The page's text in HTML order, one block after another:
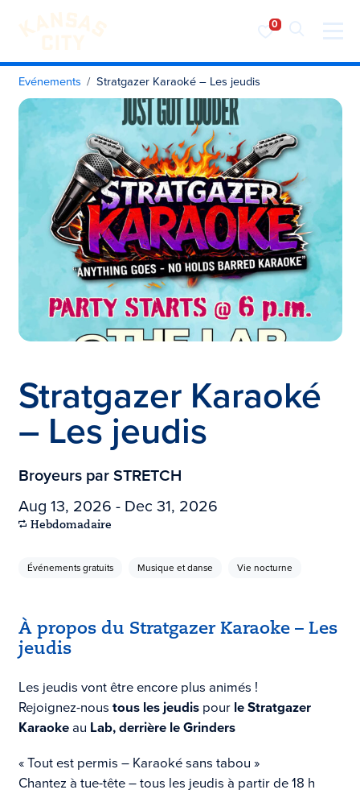
Visiter KC
Skip to content
Evénements Stratgazer Karaoké – Les jeudis
Stratgazer Karaoké
– Les jeudis
Broyeurs par STRETCH
Aug 13, 2026 - Dec 31, 2026
Hebdomadaire
Événements gratuits Musique et danse Vie nocturne
À propos du Stratgazer Karaoke – Les
jeudis
Les jeudis vont être encore plus animés !
Rejoignez-nous tous les jeudispour le Stratgazer
Karaokeau Lab, derrière le Grinders
« Tout est permis – Karaoké sans tabou »
Chantez à tue-tête – tous les jeudis à partir de 18 h